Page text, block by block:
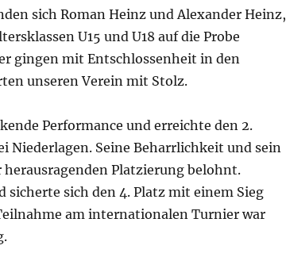
sich Roman Heinz und Alexander Heinz,
U15 und U18 auf die Probe
gingen mit Entschlossenheit in den
unseren Verein mit Stolz.
Performance und erreichte den 2.
Niederlagen. Seine Beharrlichkeit und sein
Platzierung belohnt.
sich den 4. Platz mit einem Sieg
am internationalen Turnier war